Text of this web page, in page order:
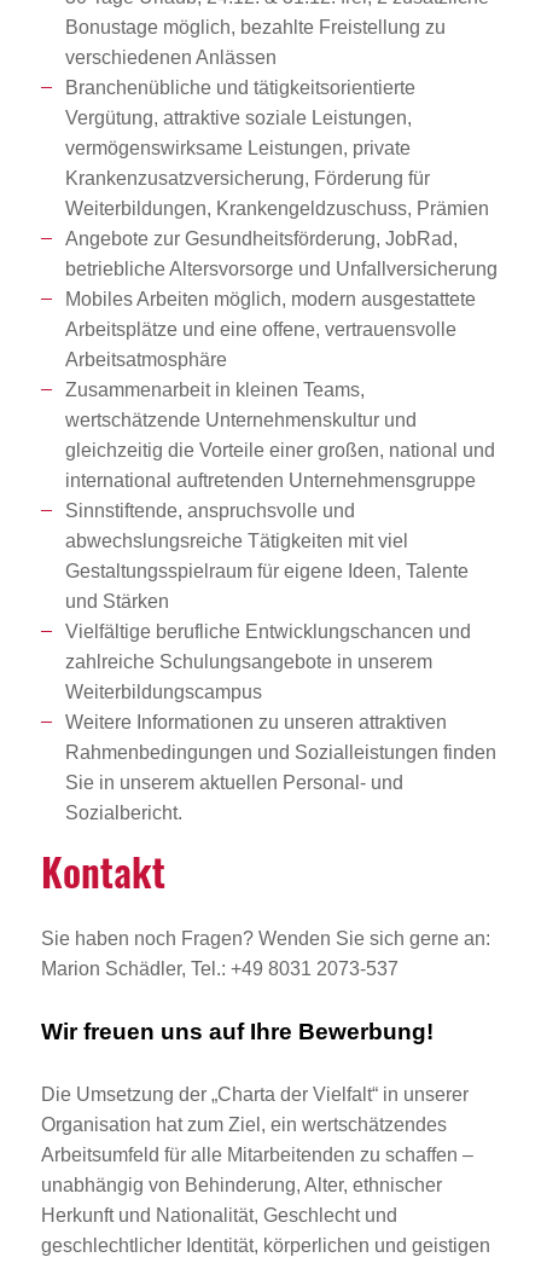
Bonustage möglich, bezahlte Freistellung zu
verschiedenen Anlässen
Branchenübliche und tätigkeitsorientierte
Vergütung, attraktive soziale Leistungen,
vermögenswirksame Leistungen, private
Krankenzusatzversicherung, Förderung für
Weiterbildungen, Krankengeldzuschuss, Prämien
Angebote zur Gesundheitsförderung, JobRad,
betriebliche Altersvorsorge und Unfallversicherung
Mobiles Arbeiten möglich, modern ausgestattete
Arbeitsplätze und eine offene, vertrauensvolle
Arbeitsatmosphäre
Zusammenarbeit in kleinen Teams,
wertschätzende Unternehmenskultur und
gleichzeitig die Vorteile einer großen, national und
international auftretenden Unternehmensgruppe
Sinnstiftende, anspruchsvolle und
abwechslungsreiche Tätigkeiten mit viel
Gestaltungsspielraum für eigene Ideen, Talente
und Stärken
Vielfältige berufliche Entwicklungschancen und
zahlreiche Schulungsangebote in unserem
Weiterbildungscampus
Weitere Informationen zu unseren attraktiven
Rahmenbedingungen und Sozialleistungen finden
Sie in unserem aktuellen Personal- und
Sozialbericht.
Kontakt
Sie haben noch Fragen? Wenden Sie sich gerne an:
Marion Schädler, Tel.: +49 8031 2073-537
Wir freuen uns auf Ihre Bewerbung!
Die Umsetzung der „Charta der Vielfalt“ in unserer
Organisation hat zum Ziel, ein wertschätzendes
Arbeitsumfeld für alle Mitarbeitenden zu schaffen –
unabhängig von Behinderung, Alter, ethnischer
Herkunft und Nationalität, Geschlecht und
geschlechtlicher Identität, körperlichen und geistigen